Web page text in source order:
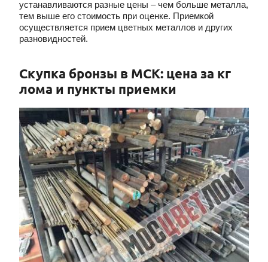
устанавливаются разные цены – чем больше металла,
тем выше его стоимость при оценке. Приемкой
осуществляется прием цветных металлов и других
разновидностей.
Скупка бронзы в МСК: цена за кг
лома и пункты приемки